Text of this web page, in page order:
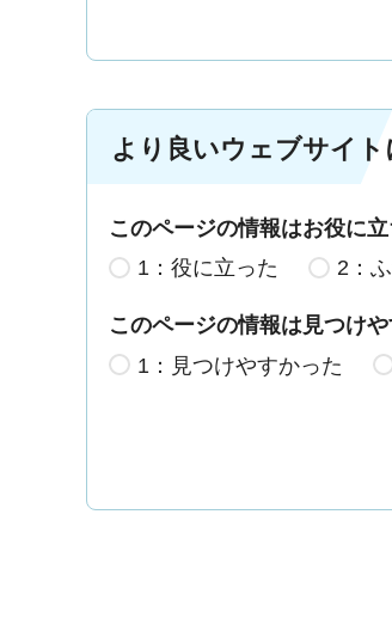
より良いウェブサイ
このページの情報はお役に
1：役に立った
2：
このページの情報は見つけ
1：見つけやすかった